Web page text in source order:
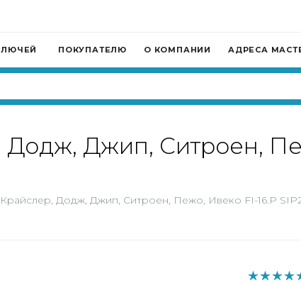
ПОКУПАТЕЛЮ О КОМПАНИИ АДРЕСА
Додж, Джип, Ситроен,
Крайслер, Додж, Джип, Ситроен, Пежо, Ивеко FI-16.P